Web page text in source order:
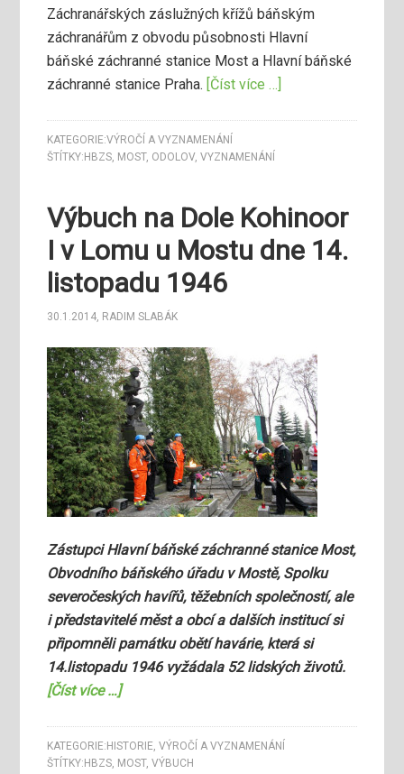
Záchranářských záslužných křížů báňským
záchranářům z obvodu působnosti Hlavní
báňské záchranné stanice Most a Hlavní báňské
záchranné stanice Praha. [Číst více …]
KATEGORIE:VÝROČÍ A VYZNAMENÁNÍ
ŠTÍTKY: HBZS, MOST, ODOLOV,VYZNAMENÁNÍ
Výbuch na Dole Kohinoor
I v Lomu u Mostu dne 14.
listopadu 1946
30.1.2014, RADIM SLABÁK
Zástupci Hlavní báňské záchranné stanice Most,
Obvodního báňského úřadu v Mostě, Spolku
severočeských havířů, těžebních společností, ale
i představitelé měst a obcí a dalších institucí si
připomněli památku obětí havárie, která si
14.listopadu 1946 vyžádala 52 lidských životů.
[Číst více …]
KATEGORIE: HISTORIE,VÝROČÍ A VYZNAMENÁNÍ
ŠTÍTKY: HBZS, MOST,VÝBUCH